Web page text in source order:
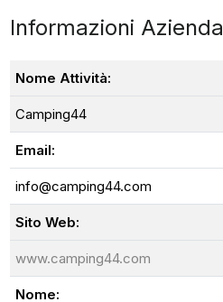
Informazioni Azienda
Nome Attività:
Camping44
Email:
info@camping44.com
Sito Web:
www.camping44.com
Nome: